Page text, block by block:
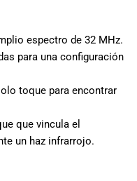
y
en
espectro de 32 MHz.
para una configuración
toque para encontrar
que vincula el
un haz infrarrojo.